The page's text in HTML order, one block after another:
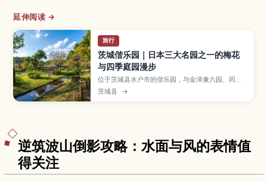
延伸阅读 →
旅行
茨城偕乐园｜日本三大名园之一的梅花
与四季庭园漫步
位于茨城县水户市的偕乐园，与金泽兼六园、冈山
后乐园并称日本三大名园，以约3,000株梅树和丰
富的四季花卉而闻名。本文将介绍梅花季的最佳观
茨城县 →
逆筑波山倒影攻略：水面与风的表情值
得关注